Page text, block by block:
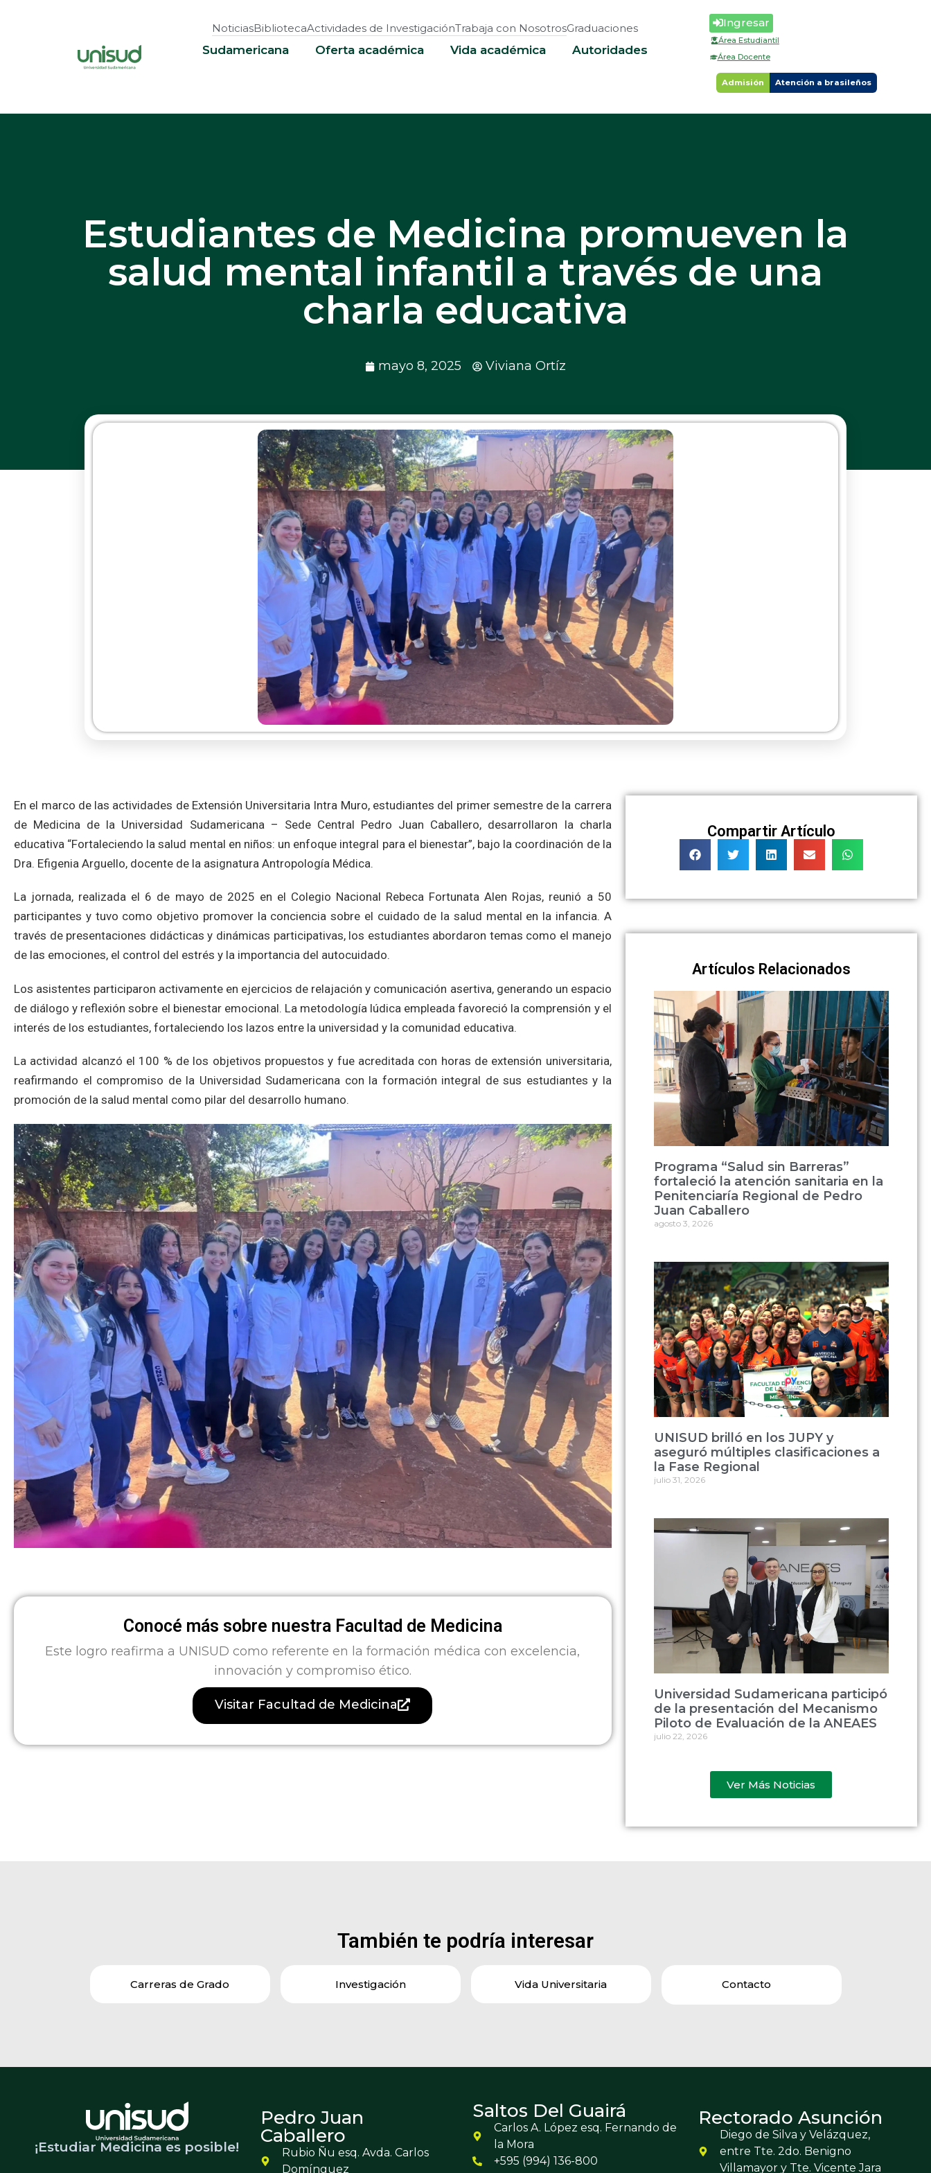
NoticiasBibliotecaActividades de InvestigaciónTrabaja con NosotrosGraduaciones
Sudamericana Oferta académica Vida académica Autoridades
Ingresar
Área Estudiantil
Área Docente
Admisión Atención a brasileños
Estudiantes de Medicina promueven la
salud mental infantil a través de una
charla educativa
mayo 8, 2025 Viviana Ortíz
En el marco de las actividades de Extensión Universitaria Intra Muro, estudiantes del primer semestre de la carrera
de Medicina de la Universidad Sudamericana – Sede Central Pedro Juan Caballero, desarrollaron la charla
educativa “Fortaleciendo la salud mental en niños: un enfoque integral para el bienestar”, bajo la coordinación de la
Dra. Efigenia Arguello, docente de la asignatura Antropología Médica.
La jornada, realizada el 6 de mayo de 2025 en el Colegio Nacional Rebeca Fortunata Alen Rojas, reunió a 50
participantes y tuvo como objetivo promover la conciencia sobre el cuidado de la salud mental en la infancia. A
través de presentaciones didácticas y dinámicas participativas, los estudiantes abordaron temas como el manejo
de las emociones, el control del estrés y la importancia del autocuidado.
Los asistentes participaron activamente en ejercicios de relajación y comunicación asertiva, generando un espacio
de diálogo y reflexión sobre el bienestar emocional. La metodología lúdica empleada favoreció la comprensión y el
interés de los estudiantes, fortaleciendo los lazos entre la universidad y la comunidad educativa.
La actividad alcanzó el 100 % de los objetivos propuestos y fue acreditada con horas de extensión universitaria,
reafirmando el compromiso de la Universidad Sudamericana con la formación integral de sus estudiantes y la
promoción de la salud mental como pilar del desarrollo humano.
Conocé más sobre nuestra Facultad de Medicina
Este logro reafirma a UNISUD como referente en la formación médica con excelencia,
innovación y compromiso ético.
Visitar Facultad de Medicina
Compartir Artículo
Artículos Relacionados
Programa “Salud sin Barreras”
fortaleció la atención sanitaria en la
Penitenciaría Regional de Pedro
Juan Caballero
agosto 3, 2026
UNISUD brilló en los JUPY y
aseguró múltiples clasificaciones a
la Fase Regional
julio 31, 2026
Universidad Sudamericana participó
de la presentación del Mecanismo
Piloto de Evaluación de la ANEAES
julio 22, 2026
Ver Más Noticias
También te podría interesar
Carreras de Grado Investigación Vida Universitaria Contacto
¡Estudiar Medicina es posible!
Pedro Juan
Caballero
Rubio Ñu esq. Avda. Carlos
Domínguez
Saltos Del Guairá
Carlos A. López esq. Fernando de
la Mora
+595 (994) 136-800
Rectorado Asunción
Diego de Silva y Velázquez,
entre Tte. 2do. Benigno
Villamayor y Tte. Vicente Jara